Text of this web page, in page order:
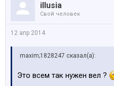
illusia
Свой человек
12 апр 2014
maxim;1828247 сказал(а):
Это всем так нужен вел ?